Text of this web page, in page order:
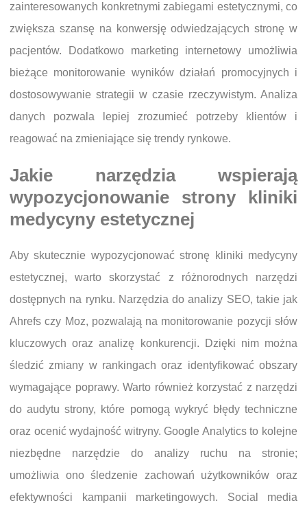
zainteresowanych konkretnymi zabiegami estetycznymi, co
zwiększa szansę na konwersję odwiedzających stronę w
pacjentów. Dodatkowo marketing internetowy umożliwia
bieżące monitorowanie wyników działań promocyjnych i
dostosowywanie strategii w czasie rzeczywistym. Analiza
danych pozwala lepiej zrozumieć potrzeby klientów i
reagować na zmieniające się trendy rynkowe.
Jakie narzędzia wspierają
wypozycjonowanie strony kliniki
medycyny estetycznej
Aby skutecznie wypozycjonować stronę kliniki medycyny
estetycznej, warto skorzystać z różnorodnych narzędzi
dostępnych na rynku. Narzędzia do analizy SEO, takie jak
Ahrefs czy Moz, pozwalają na monitorowanie pozycji słów
kluczowych oraz analizę konkurencji. Dzięki nim można
śledzić zmiany w rankingach oraz identyfikować obszary
wymagające poprawy. Warto również korzystać z narzędzi
do audytu strony, które pomogą wykryć błędy techniczne
oraz ocenić wydajność witryny. Google Analytics to kolejne
niezbędne narzędzie do analizy ruchu na stronie;
umożliwia ono śledzenie zachowań użytkowników oraz
efektywności kampanii marketingowych. Social media